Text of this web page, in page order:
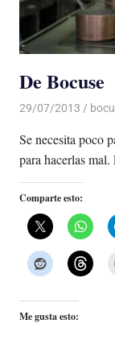
De Bocuse
29/07/2013 Luis
Se necesita poco
para hacerlas
Comparte esto:
Me gusta esto: